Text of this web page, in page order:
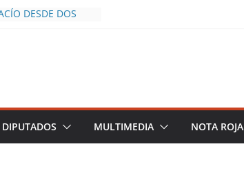
DESDE DOS
AL INFLUENCER
DURANTE
VIVO EN
DESCIENDE A LAS
Y TERMINA
DIPUTADOS MULTIMEDIA NOTA ROJA